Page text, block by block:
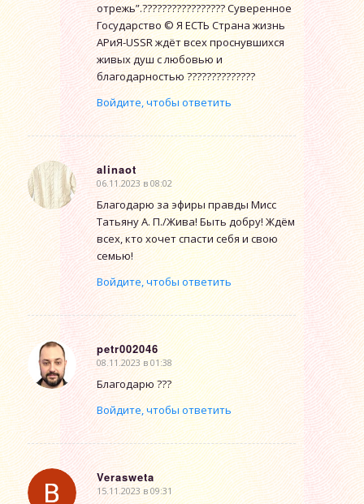
отрежь”.????????????????? Суверенное
Государство © Я ЕСТЬ Страна жизнь
АРиЯ-USSR ждёт всех проснувшихся
живых душ с любовью и
благодарностью ??????????????
Войдите, чтобы ответить
alinaot
говорит:
06.11.2023 в 08:02
Благодарю за эфиры правды Мисс
Татьяну А. П./Жива! Быть добру! Ждём
всех, кто хочет спасти себя и свою
семью!
Войдите, чтобы ответить
petr002046
говорит:
08.11.2023 в 01:38
Благодарю ???
Войдите, чтобы ответить
Verasweta
говорит:
15.11.2023 в 09:31